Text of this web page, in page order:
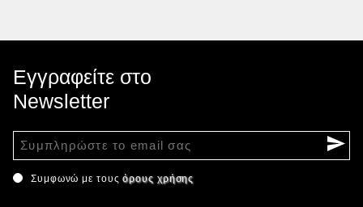
Εγγραφείτε στο
Newsletter
Συμφωνώ με τουςόρους χρήσης